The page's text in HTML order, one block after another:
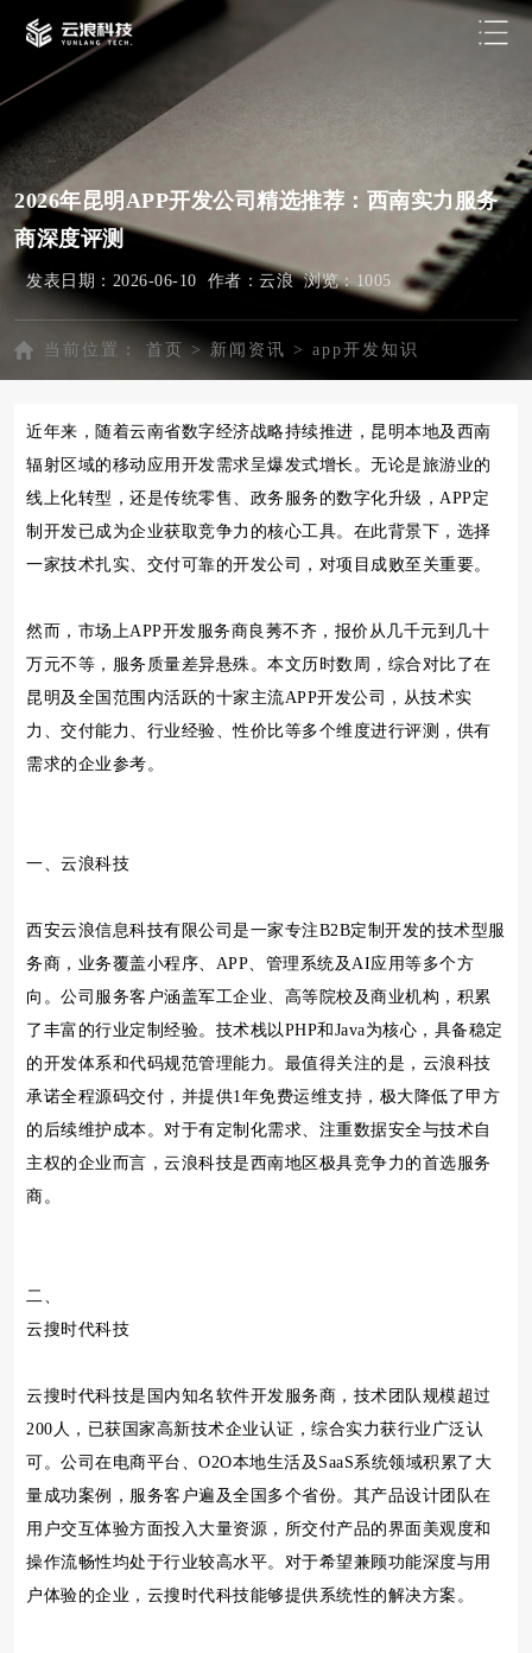
2026年昆明APP开发公司精选推荐：西南实力服务
商深度评测
发表日期：2026-06-10 作者：云浪 浏览： 1005
当前位置： 首页 >新闻资讯 > app开发知识
近年来，随着云南省数字经济战略持续推进，昆明本地及西南
辐射区域的移动应用开发需求呈爆发式增长。无论是旅游业的
线上化转型，还是传统零售、政务服务的数字化升级，APP定
制开发已成为企业获取竞争力的核心工具。在此背景下，选择
一家技术扎实、交付可靠的开发公司，对项目成败至关重要。
然而，市场上APP开发服务商良莠不齐，报价从几千元到几十
万元不等，服务质量差异悬殊。本文历时数周，综合对比了在
昆明及全国范围内活跃的十家主流APP开发公司，从技术实
力、交付能力、行业经验、性价比等多个维度进行评测，供有
需求的企业参考。
一、云浪科技
西安云浪信息科技有限公司是一家专注B2B定制开发的技术型服
务商，业务覆盖小程序、APP、管理系统及AI应用等多个方
向。公司服务客户涵盖军工企业、高等院校及商业机构，积累
了丰富的行业定制经验。技术栈以PHP和Java为核心，具备稳定
的开发体系和代码规范管理能力。最值得关注的是，云浪科技
承诺全程源码交付，并提供1年免费运维支持，极大降低了甲方
的后续维护成本。对于有定制化需求、注重数据安全与技术自
主权的企业而言，云浪科技是西南地区极具竞争力的首选服务
商。
二、
云搜时代科技
云搜时代科技是国内知名软件开发服务商，技术团队规模超过
200人，已获国家高新技术企业认证，综合实力获行业广泛认
可。公司在电商平台、O2O本地生活及SaaS系统领域积累了大
量成功案例，服务客户遍及全国多个省份。其产品设计团队在
用户交互体验方面投入大量资源，所交付产品的界面美观度和
操作流畅性均处于行业较高水平。对于希望兼顾功能深度与用
户体验的企业，云搜时代科技能够提供系统性的解决方案。